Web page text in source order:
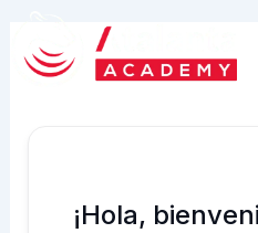
contenido
¡Hola,